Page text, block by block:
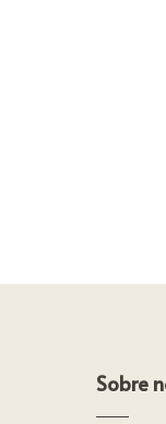
Sobre